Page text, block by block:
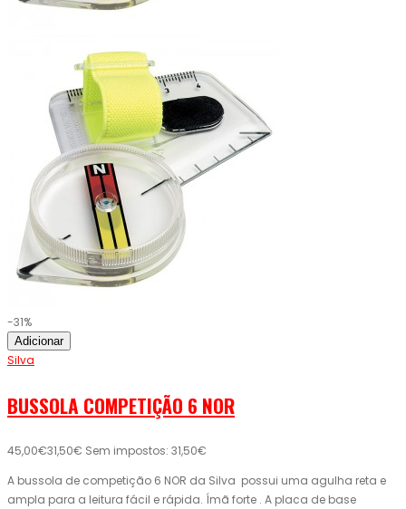
-31%
Adicionar
Silva
BUSSOLA COMPETIÇÃO 6 NOR
45,00€31,50€ Sem impostos: 31,50€
A bussola de competição 6 NOR da Silva possui uma agulha reta e
ampla para a leitura fácil e rápida. Ímã forte . A placa de base